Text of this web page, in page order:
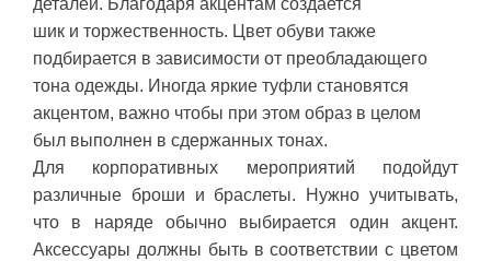
деталей. Благодаря акцентам создается
шик и торжественность. Цвет обуви также
подбирается в зависимости от преобладающего
тона одежды. Иногда яркие туфли становятся
акцентом, важно чтобы при этом образ в целом
был выполнен в сдержанных тонах.
Для корпоративных мероприятий подойдут
различные броши и браслеты. Нужно учитывать,
что в наряде обычно выбирается один акцент.
Аксессуары должны быть в соответствии с цветом